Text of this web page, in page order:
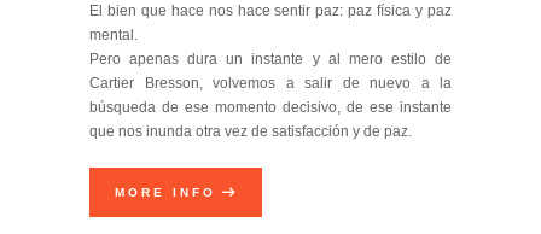
El bien que hace nos hace sentir paz: paz física y paz
mental.
Pero apenas dura un instante y al mero estilo de
Cartier Bresson, volvemos a salir de nuevo a la
búsqueda de ese momento decisivo, de ese instante
que nos inunda otra vez de satisfacción y de paz.
MORE INFO